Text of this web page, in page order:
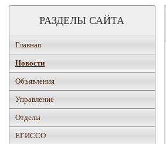
РАЗДЕЛЫ САЙТА
Главная
Новости
Объявления
Управление
Отделы
ЕГИССО